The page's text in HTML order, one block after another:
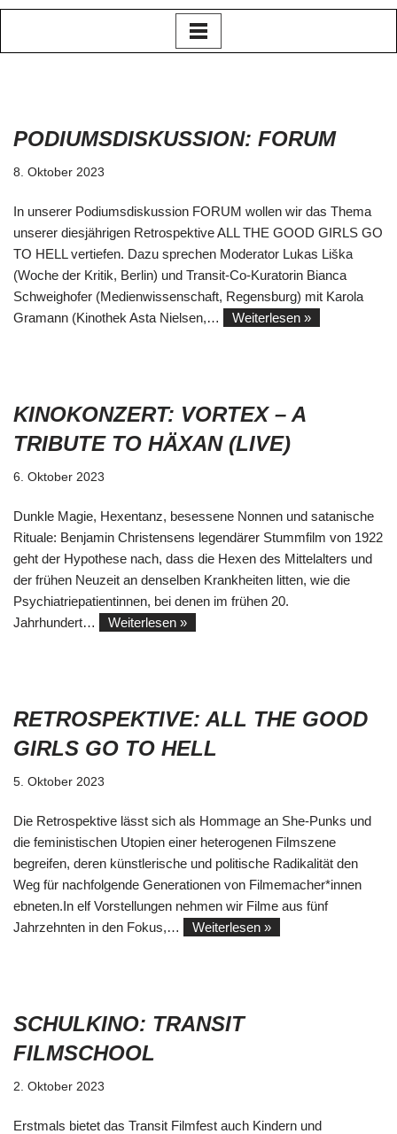
PODIUMSDISKUSSION: FORUM
8. Oktober 2023
In unserer Podiumsdiskussion FORUM wollen wir das Thema
unserer diesjährigen Retrospektive ALL THE GOOD GIRLS GO
TO HELL vertiefen. Dazu sprechen Moderator Lukas Liška
(Woche der Kritik, Berlin) und Transit-Co-Kuratorin Bianca
Schweighofer (Medienwissenschaft, Regensburg) mit Karola
Gramann (Kinothek Asta Nielsen,…
Weiterlesen »
KINOKONZERT: VORTEX – A
TRIBUTE TO HÄXAN (LIVE)
6. Oktober 2023
Dunkle Magie, Hexentanz, besessene Nonnen und satanische
Rituale: Benjamin Christensens legendärer Stummfilm von 1922
geht der Hypothese nach, dass die Hexen des Mittelalters und
der frühen Neuzeit an denselben Krankheiten litten, wie die
Psychiatriepatientinnen, bei denen im frühen 20.
Jahrhundert…
Weiterlesen »
RETROSPEKTIVE: ALL THE GOOD
GIRLS GO TO HELL
5. Oktober 2023
Die Retrospektive lässt sich als Hommage an She-Punks und
die feministischen Utopien einer heterogenen Filmszene
begreifen, deren künstlerische und politische Radikalität den
Weg für nachfolgende Generationen von Filmemacher*innen
ebneten.In elf Vorstellungen nehmen wir Filme aus fünf
Jahrzehnten in den Fokus,…
Weiterlesen »
SCHULKINO: TRANSIT
FILMSCHOOL
2. Oktober 2023
Erstmals bietet das Transit Filmfest auch Kindern und